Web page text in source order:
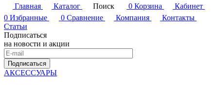
Главная
Каталог Поиск 0 Корзина
Кабинет
0 Избранные 0 Сравнение Компания
Контакты
Статьи
Подписаться
на новости и акции
Подписаться
АКСЕССУАРЫ